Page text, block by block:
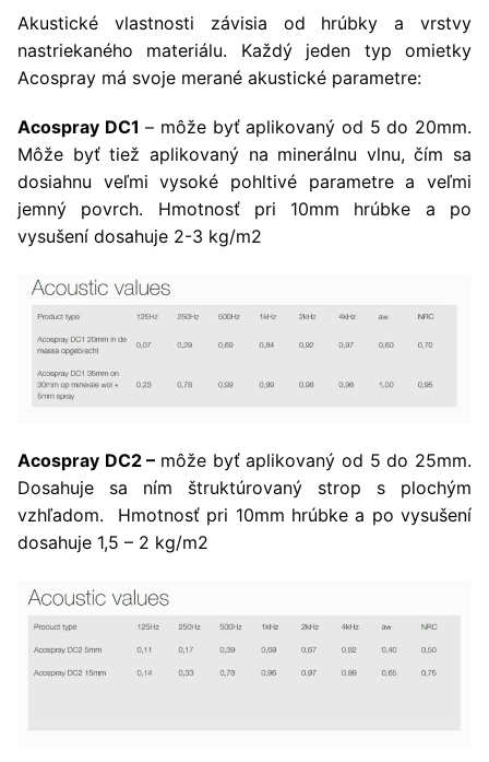
Akustické vlastnosti závisia od hrúbky a vrstvy
nastriekaného materiálu. Každý jeden typ omietky
Acospray má svoje merané akustické parametre:
Acospray DC1 – môže byť aplikovaný od 5 do 20mm.
Môže byť tiež aplikovaný na minerálnu vlnu, čím sa
dosiahnu veľmi vysoké pohltivé parametre a veľmi
jemný povrch. Hmotnosť pri 10mm hrúbke a po
vysušení dosahuje 2-3 kg/m2
Acospray DC2 – môže byť aplikovaný od 5 do 25mm.
Dosahuje sa ním štruktúrovaný strop s plochým
vzhľadom. Hmotnosť pri 10mm hrúbke a po vysušení
dosahuje 1,5 – 2 kg/m2